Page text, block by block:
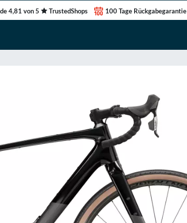
4,81 von 5 TrustedShops 100 Tage Rückgabegarantie